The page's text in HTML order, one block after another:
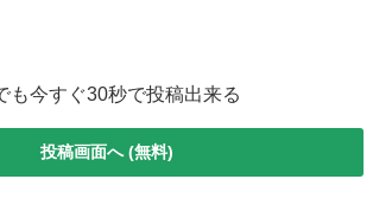
も今すぐ30秒で投稿出来る
投稿画面へ (無料)